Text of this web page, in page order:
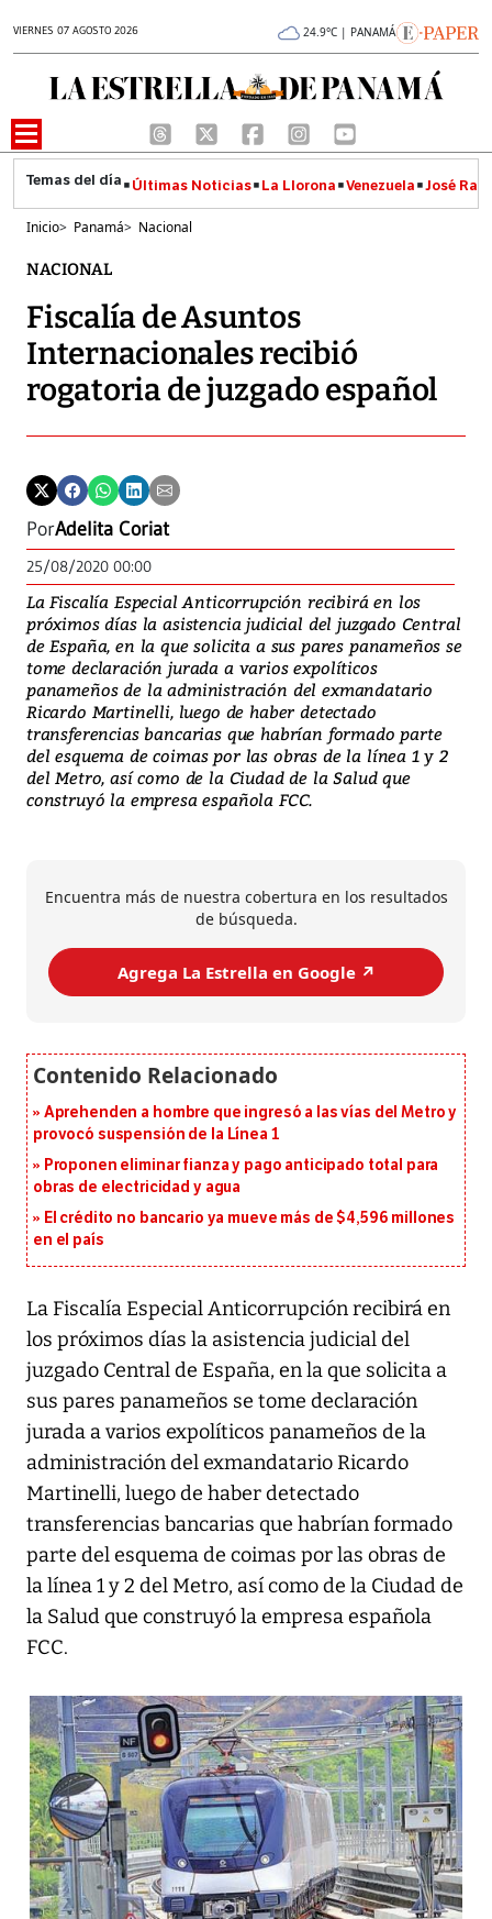
VIERNES 07 AGOSTO 2026 24.9°C | PANAMÁ
Últimas Noticias La Llorona Venezuela José
Inicio> Panamá> Nacional
NACIONAL
Fiscalía de Asuntos
Internacionales recibió
rogatoria de juzgado español
PorAdelita Coriat
25/08/2020 00:00
La Fiscalía Especial Anticorrupción recibirá en los
próximos días la asistencia judicial del juzgado Central
de España, en la que solicita a sus pares panameños se
tome declaración jurada a varios expolíticos
panameños de la administración del exmandatario
Ricardo Martinelli, luego de haber detectado
transferencias bancarias que habrían formado parte
del esquema de coimas por las obras de la línea 1 y 2
del Metro, así como de la Ciudad de la Salud que
construyó la empresa española FCC.
Encuentra más de nuestra cobertura en los resultados
de búsqueda.
Agrega La Estrella en Google ↗️
Aprehenden a hombre que ingresó a las vías del Metro y
provocó suspensión de la Línea 1
Proponen eliminar fianza y pago anticipado total para
obras de electricidad y agua
El crédito no bancario ya mueve más de $4,596 millones
en el país
La Fiscalía Especial Anticorrupción recibirá en
los próximos días la asistencia judicial del
juzgado Central de España, en la que solicita a
sus pares panameños se tome declaración
jurada a varios expolíticos panameños de la
administración del exmandatario Ricardo
Martinelli, luego de haber detectado
transferencias bancarias que habrían formado
parte del esquema de coimas por las obras de
la línea 1 y 2 del Metro, así como de la Ciudad de
la Salud que construyó la empresa española
FCC.